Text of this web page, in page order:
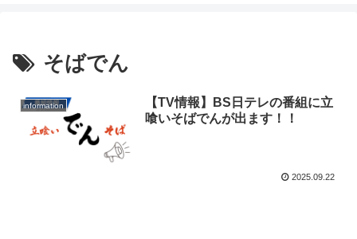
そばでん
information
【TV情報】BS日テレの番組に立
喰いそばでんが出ます！！
2025.09.22